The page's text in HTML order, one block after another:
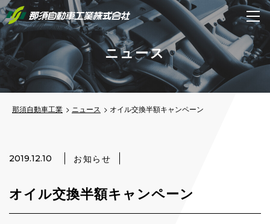
ニュース
那須自動車工業 ニュース オイル交換半額キャンペーン
2019.12.10 お知らせ
オイル交換半額キャンペーン